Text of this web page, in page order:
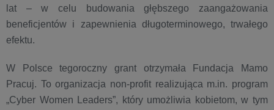
lat – w celu budowania głębszego zaangażowania
beneficjentów i zapewnienia długoterminowego, trwałego
efektu.
W Polsce tegoroczny grant otrzymała Fundacja Mamo
Pracuj. To organizacja non-profit realizująca m.in. program
„Cyber Women Leaders”, który umożliwia kobietom, w tym